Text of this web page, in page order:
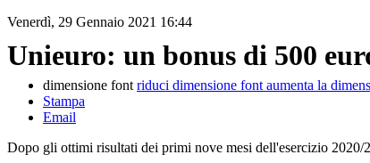
Venerdì, 29 Gennaio 2021 16:44
Unieuro: un bonus di 500
dimensione font riduci dimensione font aumenta la
Stampa
Email
Dopo gli ottimi risultati dei primi nove mesi dell'esercizio 2020/